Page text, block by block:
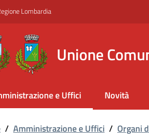
Lombardia
Unione
e Uffici Novità
/ Amministrazione e Uffici / Organi